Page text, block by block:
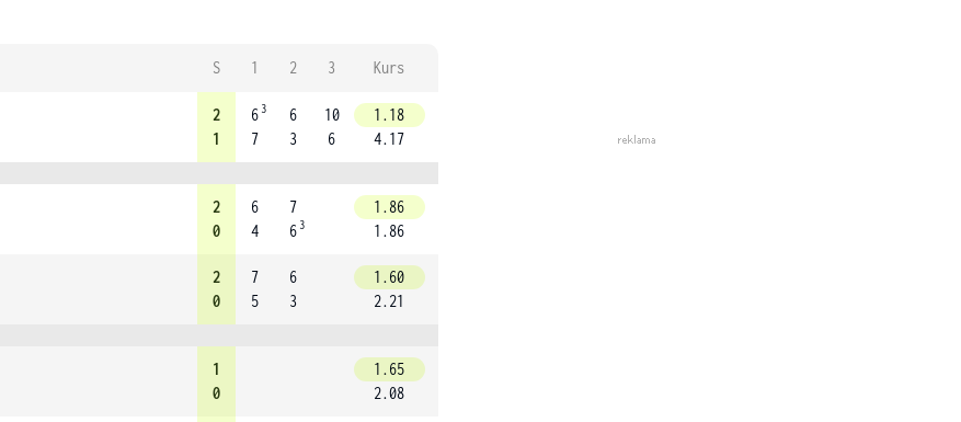
S 1 2 3 Kurs
2
1
6 3
7
6
3
10
6
1.18
4.17
2
0
6
4
7
6 3
1.86
1.86
2
0
7
5
6
3
1.60
2.21
1
0
1.65
2.08